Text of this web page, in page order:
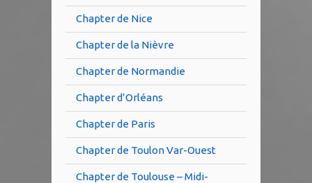
Chapter de Nice
Chapter de la Nièvre
Chapter de Normandie
Chapter d’Orléans
Chapter de Paris
Chapter de Toulon Var-Ouest
Chapter de Toulouse – Midi-